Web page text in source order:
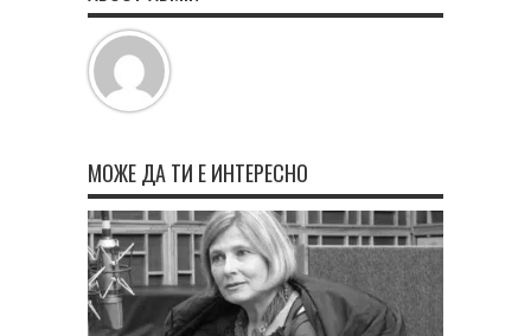
МОЖЕ ДА ТИ Е ИНТЕРЕСНО